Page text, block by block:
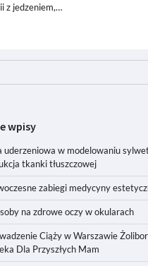
z jedzeniem,…
wpisy
uderzeniowa w modelowaniu
tkanki tłuszczowej
zabiegi medycyny
na zdrowe oczy w okularach
Ciąży w Warszawie
Dla Przyszłych Mam